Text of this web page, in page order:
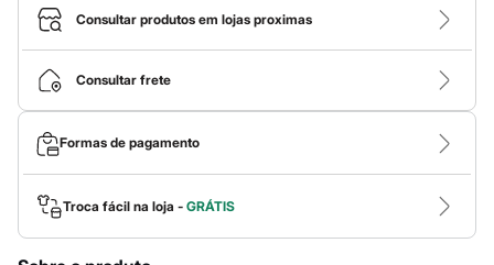
Jeans
Macacões
Saias
Shorts e Bermudas
Vestidos
Acessórios
Bolsas
Bonés e Chapéus
Bijoux
Cintos
Óculos
Relógios
Calçados
Consultar produtos em lojas proximas
Consultar frete
Formas de pagamento
Troca fácil na loja - GRÁTIS